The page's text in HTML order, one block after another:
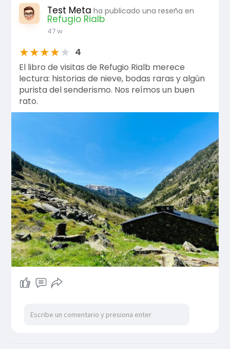
Test Meta ha publicado una reseña en
Refugio Rialb
47 w
★★★★★ 4
El libro de visitas de Refugio Rialb merece
lectura: historias de nieve, bodas raras y algún
purista del senderismo. Nos reímos un buen
rato.